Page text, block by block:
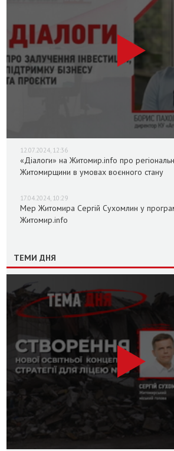
12.07.2024, 12:36
«Діалоги» на Житомир.info про
Житомирщини в умовах воєнного стану
17.04.2024, 10:29
Мер Житомира Сергій Сухомлин у
Житомир.info
ТЕМИ ДНЯ